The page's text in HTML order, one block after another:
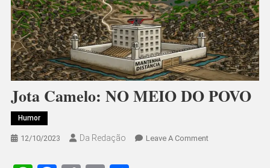
Jota Camelo: NO MEIO DO POVO
Humor
12/10/2023 Da Redação Leave A CommentOn